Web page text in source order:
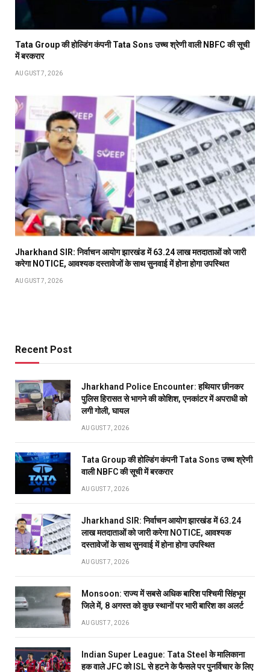
Tata Group की होल्डिंग कंपनी Tata Sons उच्च श्रेणी वाली NBFC की सूची
में बरकरार
AUGUST 7, 2026
Jharkhand SIR: निर्वाचन आयोग झारखंड में 63.24 लाख मतदाताओं को जारी
करेगा NOTICE, आवश्यक दस्तावेजों के साथ सुनवाई में होना होगा उपस्थित
AUGUST 7, 2026
Recent Post
Jharkhand Police Encounter: हथियार छीनकर
पुलिस हिरासत से भागने की कोशिश, एनकांटर में अपराधी को
लगी गोली, घायल
AUGUST 7, 2026
Tata Group की होल्डिंग कंपनी Tata Sons उच्च श्रेणी
वाली NBFC की सूची में बरकरार
AUGUST 7, 2026
Jharkhand SIR: निर्वाचन आयोग झारखंड में 63.24
लाख मतदाताओं को जारी करेगा NOTICE, आवश्यक
दस्तावेजों के साथ सुनवाई में होना होगा उपस्थित
AUGUST 7, 2026
Monsoon: राज्य में सबसे अधिक बारिश पश्चिमी सिंहभूम
जिले में, 8 अगस्त को कुछ स्थानों पर भारी बारिश का अलर्ट
AUGUST 7, 2026
Indian Super League: Tata Steel के मालिकाना
हक वाले JFC को ISL से हटने के फैसले पर पुनर्विचार के लिए